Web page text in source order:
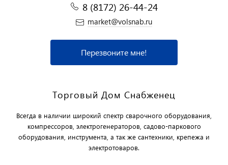
8 (8172) 26-44-24
market@volsnab.ru
Перезвоните мне!
Торговый Дом Снабженец
Всегда в наличии широкий спектр сварочного оборудования,
компрессоров, электрогенераторов, садово-паркового
оборудования, инструмента, а так же сантехники, крепежа и
электротоваров.